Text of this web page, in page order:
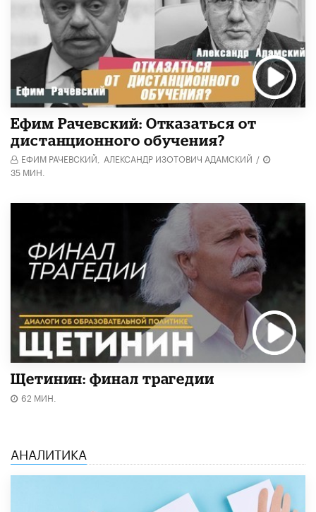
Ефим Рачевский: Отказаться от
дистанционного обучения?
ЕФИМ РАЧЕВСКИЙ, АЛЕКСАНДР ИЗОТОВИЧ АДАМСКИЙ /
35 МИН.
Щетинин: финал трагедии
62 МИН.
АНАЛИТИКА